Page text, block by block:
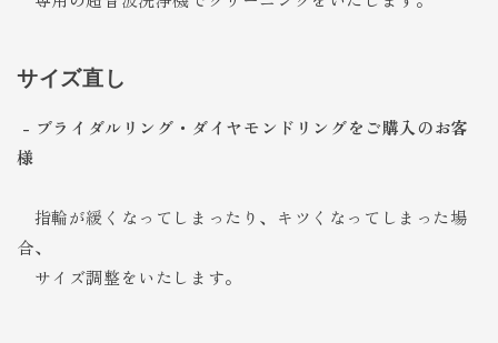
サイズ直し
- ブライダルリング・ダイヤモンドリングをご購入のお客
様
指輪が緩くなってしまったり、キツくなってしまった場
合、
サイズ調整をいたします。